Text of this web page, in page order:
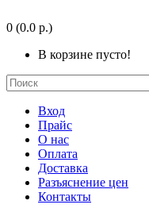
0 (0.0 р.)
В корзине пусто!
Вход
Прайс
О нас
Оплата
Доставка
Разъяснение цен
Контакты